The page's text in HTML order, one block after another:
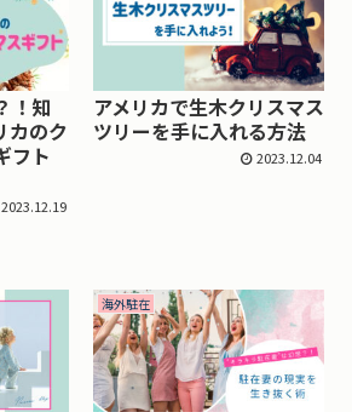
！知
カのク
フト
2023.12.19
アメリカで生木クリスマス
ツリーを手に入れる方法
2023.12.04
海外駐在